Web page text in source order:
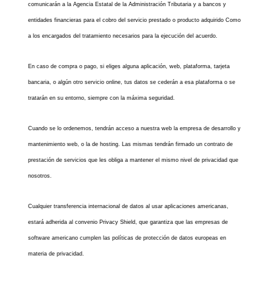
comunicarán a la Agencia Estatal de la Administración Tributaria y a bancos y
entidades financieras para el cobro del servicio prestado o producto adquirido Como
a los encargados del tratamiento necesarios para la ejecución del acuerdo.
En caso de compra o pago, si eliges alguna aplicación, web, plataforma, tarjeta
bancaria, o algún otro servicio online, tus datos se cederán a esa plataforma o se
tratarán en su entorno, siempre con la máxima seguridad.
Cuando se lo ordenemos, tendrán acceso a nuestra web la empresa de desarrollo y
mantenimiento web, o la de hosting. Las mismas tendrán firmado un contrato de
prestación de servicios que les obliga a mantener el mismo nivel de privacidad que
nosotros.
Cualquier transferencia internacional de datos al usar aplicaciones americanas,
estará adherida al convenio Privacy Shield, que garantiza que las empresas de
software americano cumplen las políticas de protección de datos europeas en
materia de privacidad.